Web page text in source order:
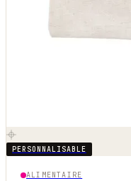
PERSONNALISABLE
ALIMENTAIRE